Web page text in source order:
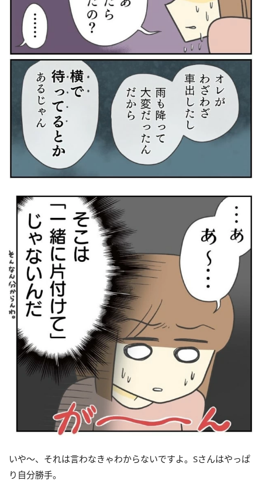
いや～、それは言わなきゃわからないですよ。Sさんはやっぱ
り自分勝手。